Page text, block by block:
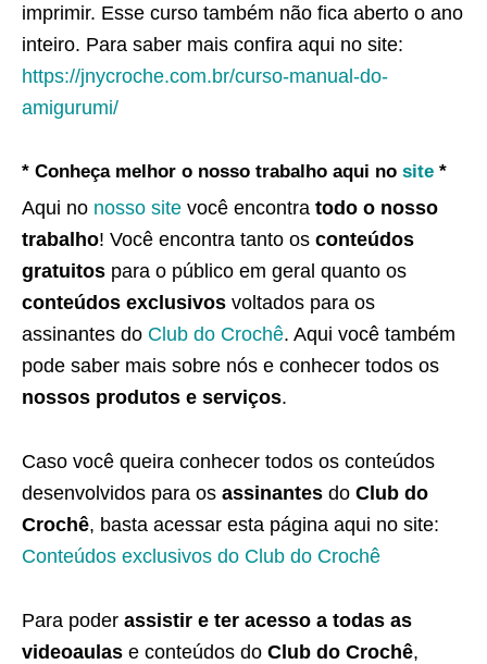
imprimir. Esse curso também não fica aberto o ano
inteiro. Para saber mais confira aqui no site:
https://jnycroche.com.br/curso-manual-do-
amigurumi/
* Conheça melhor o nosso trabalho aqui no site *
Aqui no nosso site você encontra todo o nosso
trabalho! Você encontra tanto os conteúdos
gratuitos para o público em geral quanto os
conteúdos exclusivos voltados para os
assinantes do Club do Crochê. Aqui você também
pode saber mais sobre nós e conhecer todos os
nossos produtos e serviços.
Caso você queira conhecer todos os conteúdos
desenvolvidos para os assinantes do Club do
Crochê, basta acessar esta página aqui no site:
Conteúdos exclusivos do Club do Crochê
Para poder assistir e ter acesso a todas as
videoaulas e conteúdos do Club do Crochê,